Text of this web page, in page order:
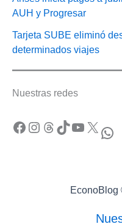
AUH y Progresar
Tarjeta SUBE eliminó
determinados viajes
Nuestras redes
Facebook Instagram Threads TikTok YouTube X WhatsApp
EconoBlog